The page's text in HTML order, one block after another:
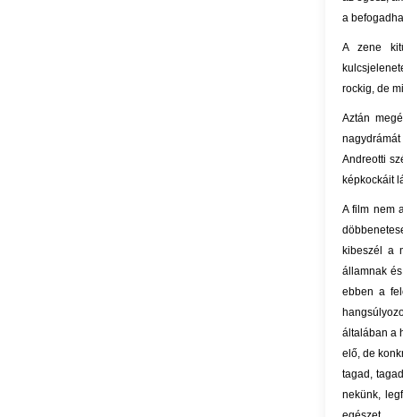
a
A zene
rockig, de
Aztán
Andreotti
képkockáit
A film nem
kibeszél a
államnak
ebben a
általában a
elő, de
tagad,
nekünk,